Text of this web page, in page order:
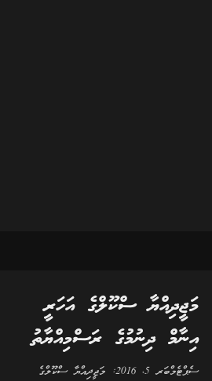
މަޖީދިއްޔާ ސްކޫލްގެ އަހަރީ
އިނާމް ދިނުމުގެ ރަސްމިއްޔާތު
ސެޕްޓެމްބަރ 5، 2016: މަޖީދިއްޔާ ސްކޫލްގެ